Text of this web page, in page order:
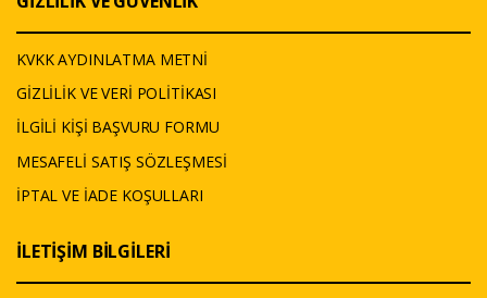
KVKK AYDINLATMA METNİ
GİZLİLİK VE VERİ POLİTİKASI
İLGİLİ KİŞİ BAŞVURU FORMU
MESAFELİ SATIŞ SÖZLEŞMESİ
İPTAL VE İADE KOŞULLARI
İLETİŞİM BİLGİLERİ